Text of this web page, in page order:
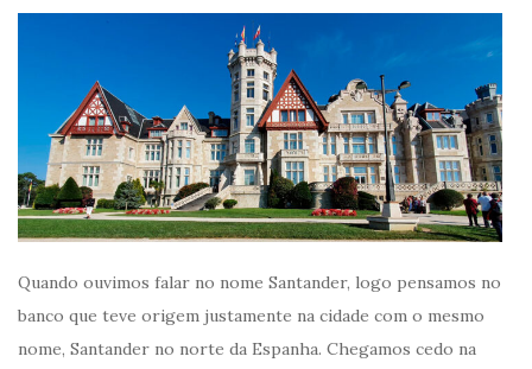
Quando ouvimos falar no nome Santander, logo pensamos no
banco que teve origem justamente na cidade com o mesmo
nome, Santander no norte da Espanha. Chegamos cedo na